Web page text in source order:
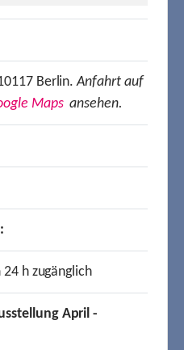
Berlin.Anfahrt auf
Mapsansehen.
h zugänglich
April -